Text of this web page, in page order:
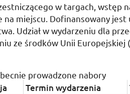
w targach, wstęp
miejscu. Dofinansowany jest
Udział w wydarzeniu dla
ze środków Unii Europejskiej
prowadzone nabory
Termin wydarzenia